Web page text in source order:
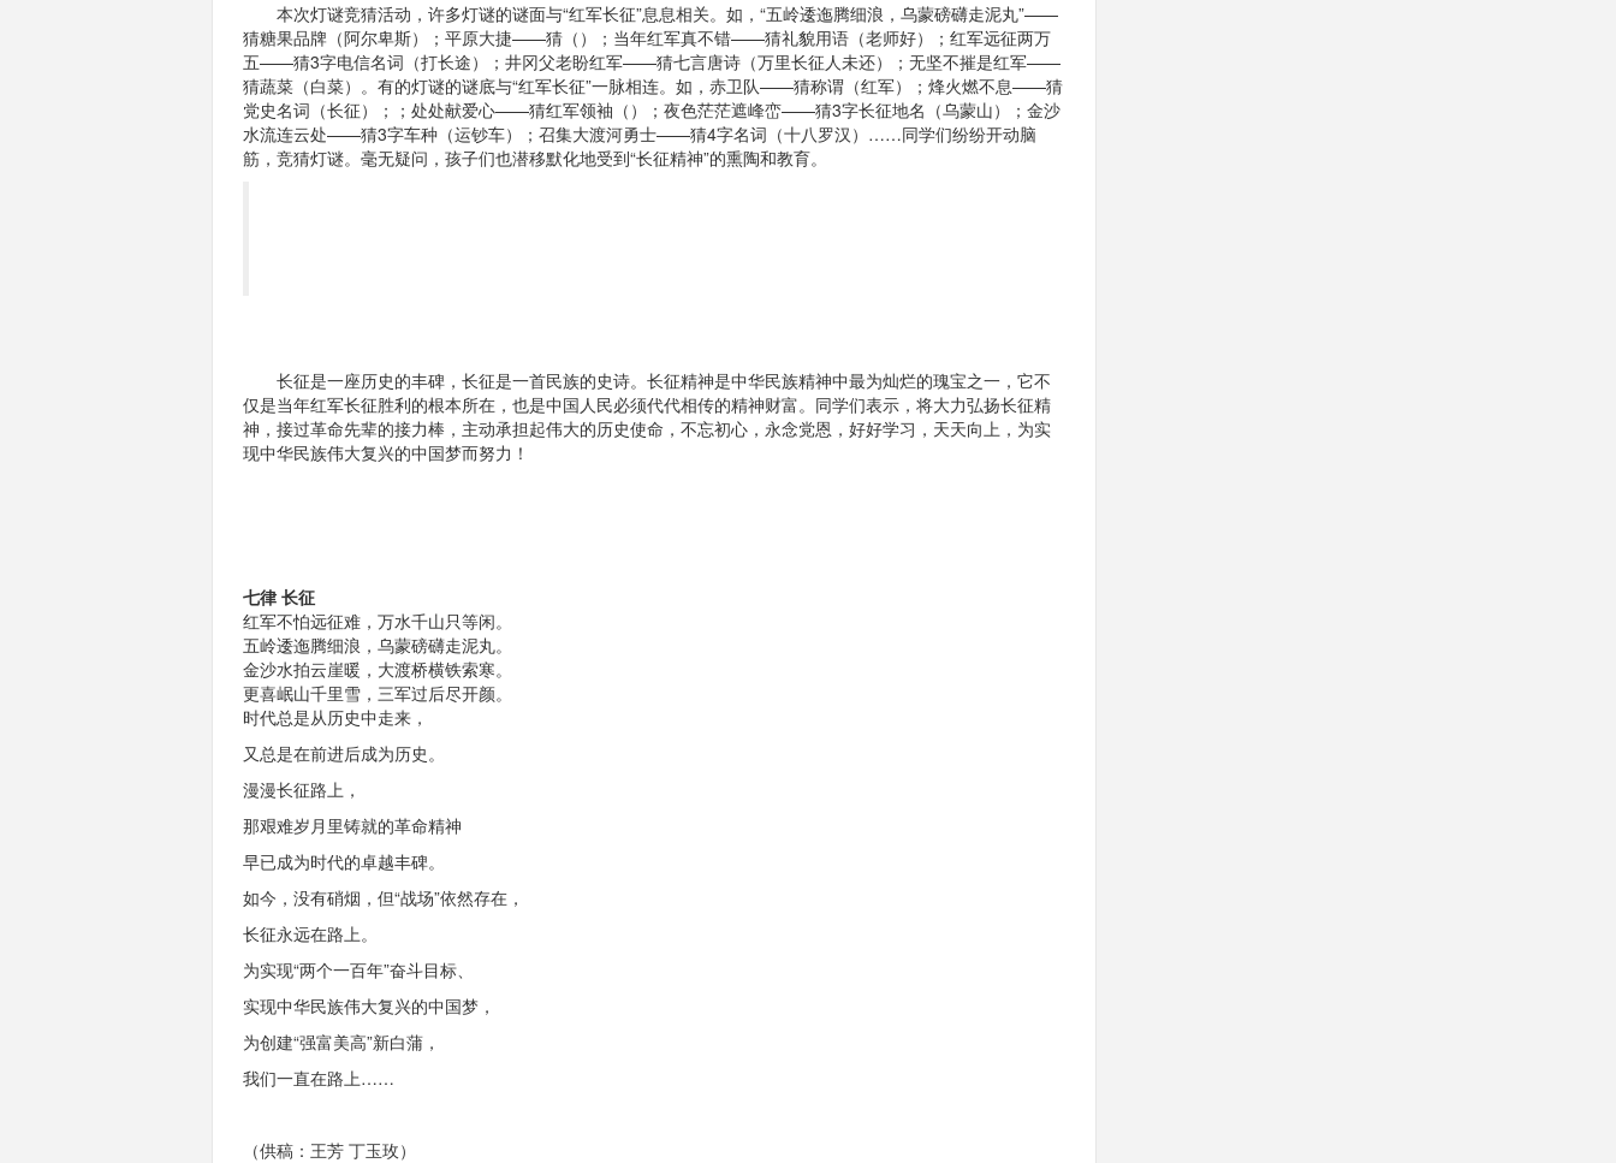
本次灯谜竞猜活动，许多灯谜的谜面与“红军长征”息息相关。如，“五岭逶迤腾细浪，乌蒙磅礴走泥丸”——
猜糖果品牌（阿尔卑斯）；平原大捷——猜（）；当年红军真不错——猜礼貌用语（老师好）；红军远征两万
五——猜3字电信名词（打长途）；井冈父老盼红军——猜七言唐诗（万里长征人未还）；无坚不摧是红军——
猜蔬菜（白菜）。有的灯谜的谜底与“红军长征”一脉相连。如，赤卫队——猜称谓（红军）；烽火燃不息——猜
党史名词（长征）；；处处献爱心——猜红军领袖（）；夜色茫茫遮峰峦——猜3字长征地名（乌蒙山）；金沙
水流连云处——猜3字车种（运钞车）；召集大渡河勇士——猜4字名词（十八罗汉）……同学们纷纷开动脑
筋，竞猜灯谜。毫无疑问，孩子们也潜移默化地受到“长征精神”的熏陶和教育。
长征是一座历史的丰碑，长征是一首民族的史诗。长征精神是中华民族精神中最为灿烂的瑰宝之一，它不
仅是当年红军长征胜利的根本所在，也是中国人民必须代代相传的精神财富。同学们表示，将大力弘扬长征精
神，接过革命先辈的接力棒，主动承担起伟大的历史使命，不忘初心，永念党恩，好好学习，天天向上，为实
现中华民族伟大复兴的中国梦而努力！
七律 长征
红军不怕远征难，万水千山只等闲。
五岭逶迤腾细浪，乌蒙磅礴走泥丸。
金沙水拍云崖暖，大渡桥横铁索寒。
更喜岷山千里雪，三军过后尽开颜。
时代总是从历史中走来，
又总是在前进后成为历史。
漫漫长征路上，
那艰难岁月里铸就的革命精神
早已成为时代的卓越丰碑。
如今，没有硝烟，但“战场”依然存在，
长征永远在路上。
为实现“两个一百年”奋斗目标、
实现中华民族伟大复兴的中国梦，
为创建“强富美高”新白蒲，
我们一直在路上……
（供稿：王芳 丁玉玫）